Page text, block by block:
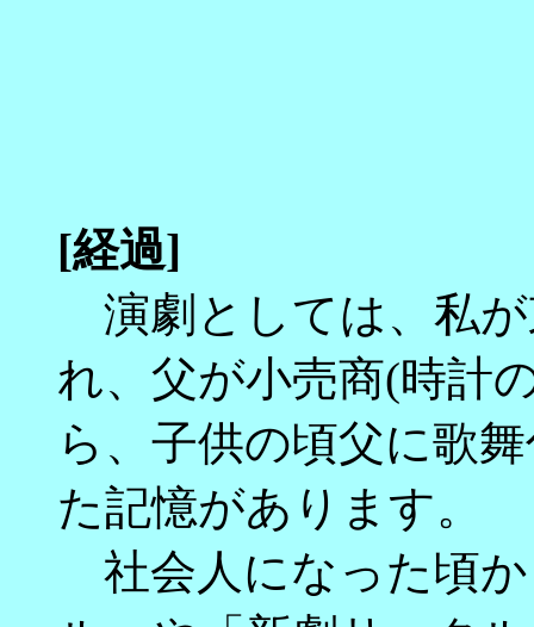
[経過]
演劇としては、私
れ、父が小売商(時計
ら、子供の頃父に歌
た記憶があります。
社会人になった頃